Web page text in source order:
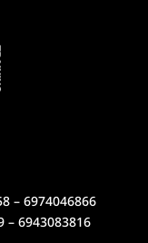
– 6974046866
– 6943083816